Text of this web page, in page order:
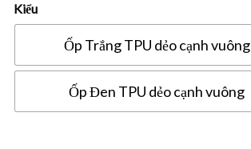
Kiểu
Ốp Trắng TPU dẻo cạnh vuông
Ốp Đen TPU dẻo cạnh vuông